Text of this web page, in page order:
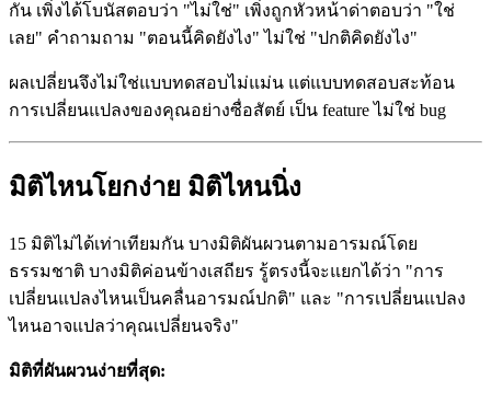
กัน เพิ่งได้โบนัสตอบว่า "ไม่ใช่" เพิ่งถูกหัวหน้าด่าตอบว่า "ใช่
เลย" คำถามถาม "ตอนนี้คิดยังไง" ไม่ใช่ "ปกติคิดยังไง"
ผลเปลี่ยนจึงไม่ใช่แบบทดสอบไม่แม่น แต่แบบทดสอบสะท้อน
การเปลี่ยนแปลงของคุณอย่างซื่อสัตย์ เป็น feature ไม่ใช่ bug
มิติไหนโยกง่าย มิติไหนนิ่ง
15 มิติไม่ได้เท่าเทียมกัน บางมิติผันผวนตามอารมณ์โดย
ธรรมชาติ บางมิติค่อนข้างเสถียร รู้ตรงนี้จะแยกได้ว่า "การ
เปลี่ยนแปลงไหนเป็นคลื่นอารมณ์ปกติ" และ "การเปลี่ยนแปลง
ไหนอาจแปลว่าคุณเปลี่ยนจริง"
มิติที่ผันผวนง่ายที่สุด: